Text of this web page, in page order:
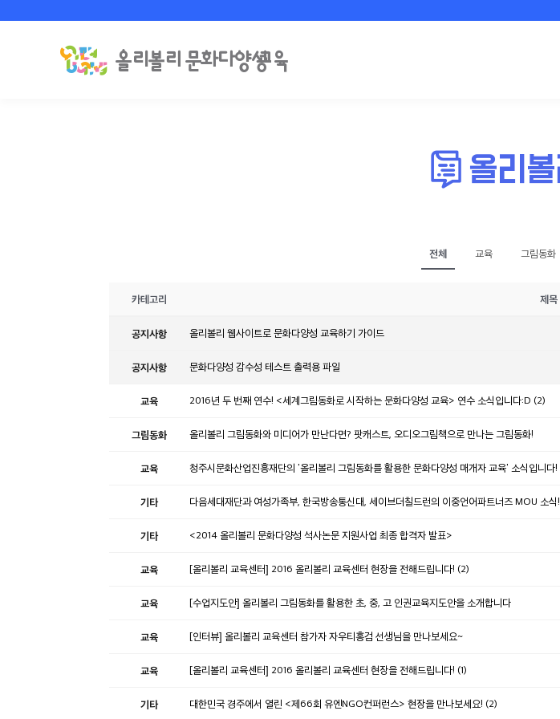
전체 교육 그림동화
카테고리 제목
공지사항 올리볼리 웹사이트로 문화다양성 교육하기 가이드
공지사항 문화다양성 감수성 테스트 출력용 파일
교육 2016년 두 번째 연수! <세계그림동화로 시작하는 문화다양성 교육> 연수 소식입니다:D (2)
그림동화 올리볼리 그림동화와 미디어가 만난다면? 팟캐스트, 오디오그림책으로 만나는 그림동화!
교육 청주시문화산업진흥재단의 '올리볼리 그림동화를 활용한 문화다양성 매개자 교육' 소식입니다!
기타 다음세대재단과 여성가족부, 한국방송통신대, 세이브더칠드런의 이중언어파트너즈 MOU 소식!
기타 <2014 올리볼리 문화다양성 석사논문 지원사업 최종 합격자 발표>
교육 [올리볼리 교육센터] 2016 올리볼리 교육센터 현장을 전해드립니다! (2)
교육 [수업지도안] 올리볼리 그림동화를 활용한 초, 중, 고 인권교육지도안을 소개합니다
교육 [인터뷰] 올리볼리 교육센터 참가자 자우티홍검 선생님을 만나보세요~
교육 [올리볼리 교육센터] 2016 올리볼리 교육센터 현장을 전해드립니다! (1)
기타 대한민국 경주에서 열린 <제66회 유엔NGO컨퍼런스> 현장을 만나보세요! (2)